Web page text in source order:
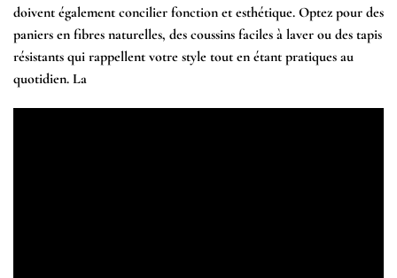
doivent également concilier fonction et esthétique. Optez pour des
paniers en fibres naturelles, des coussins faciles à laver ou des tapis
résistants qui rappellent votre style tout en étant pratiques au
quotidien. La